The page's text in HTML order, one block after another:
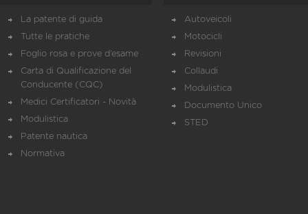
La patente di guida
Tutte le pratiche
Foglio rosa e prove d’esame
Carta di Qualificazione del
Conducente (CQC)
Medici Certificatori - Novità
Modulistica
Patente nautica
Normativa
Autoveicoli
Motocicli
Revisioni
Collaudi
Modulistica
Documento Unico
STED